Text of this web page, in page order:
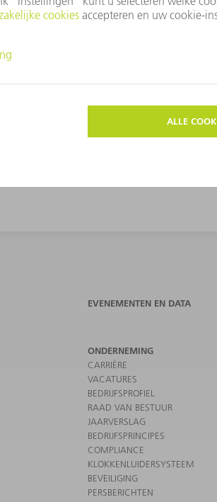
TERUG
EVENEMENTEN EN DATA
ONDERNEMING
CARRIÈRE
VACATURES
BEDRIJFSPROFIEL
RAAD VAN BESTUUR
JAARVERSLAG
BEDRIJFSPRINCIPES
COMPLIANCE
KLOKKENLUIDERSYSTEEM
BEVEILIGING
PERSBERICHTEN